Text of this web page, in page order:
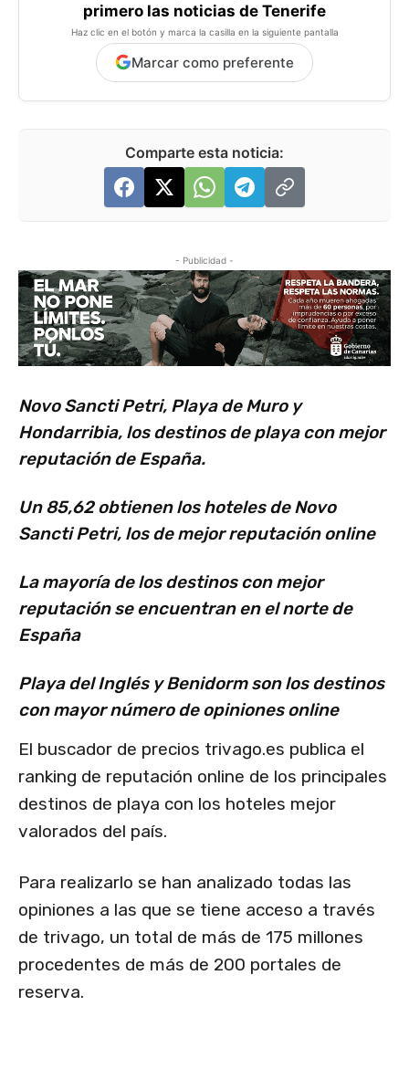
primero las noticias de Tenerife
Haz clic en el botón y marca la casilla en la siguiente pantalla
Marcar como preferente
Comparte esta noticia:
- Publicidad -
Novo Sancti Petri, Playa de Muro y
Hondarribia, los destinos de playa con mejor
reputación de España.
Un 85,62 obtienen los hoteles de Novo
Sancti Petri, los de mejor reputación online
La mayoría de los destinos con mejor
reputación se encuentran en el norte de
España
Playa del Inglés y Benidorm son los destinos
con mayor número de opiniones online
El buscador de precios trivago.es publica el
ranking de reputación online de los principales
destinos de playa con los hoteles mejor
valorados del país.
Para realizarlo se han analizado todas las
opiniones a las que se tiene acceso a través
de trivago, un total de más de 175 millones
procedentes de más de 200 portales de
reserva.